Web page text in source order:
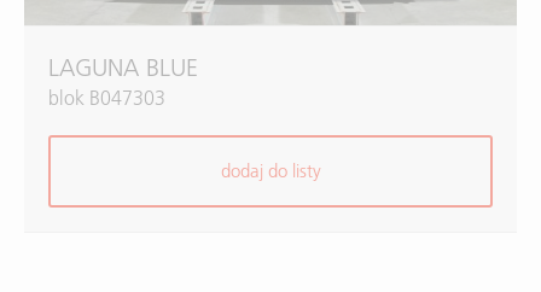
LAGUNA BLUE
blok B047303
dodaj do listy